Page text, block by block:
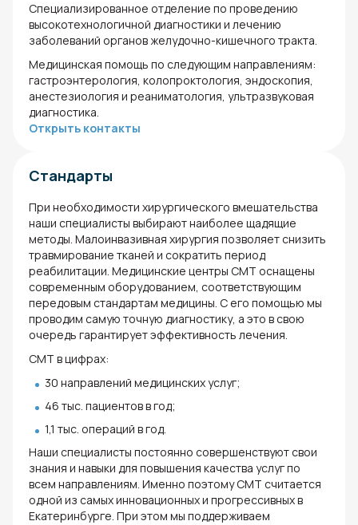
Специализированное отделение по проведению
высокотехнологичной диагностики и лечению
заболеваний органов желудочно-кишечного тракта.
Медицинская помощь по следующим направлениям:
гастроэнтерология, колопроктология, эндоскопия,
анестезиология и реаниматология, ультразвуковая
диагностика.
Открыть контакты
Стандарты
При необходимости хирургического вмешательства
наши специалисты выбирают наиболее щадящие
методы. Малоинвазивная хирургия позволяет снизить
травмирование тканей и сократить период
реабилитации. Медицинские центры СМТ оснащены
современным оборудованием, соответствующим
передовым стандартам медицины. С его помощью мы
проводим самую точную диагностику, а это в свою
очередь гарантирует эффективность лечения.
СМТ в цифрах:
30 направлений медицинских услуг;
46 тыс. пациентов в год;
1,1 тыс. операций в год.
Наши специалисты постоянно совершенствуют свои
знания и навыки для повышения качества услуг по
всем направлениям. Именно поэтому СМТ считается
одной из самых инновационных и прогрессивных в
Екатеринбурге. При этом мы поддерживаем